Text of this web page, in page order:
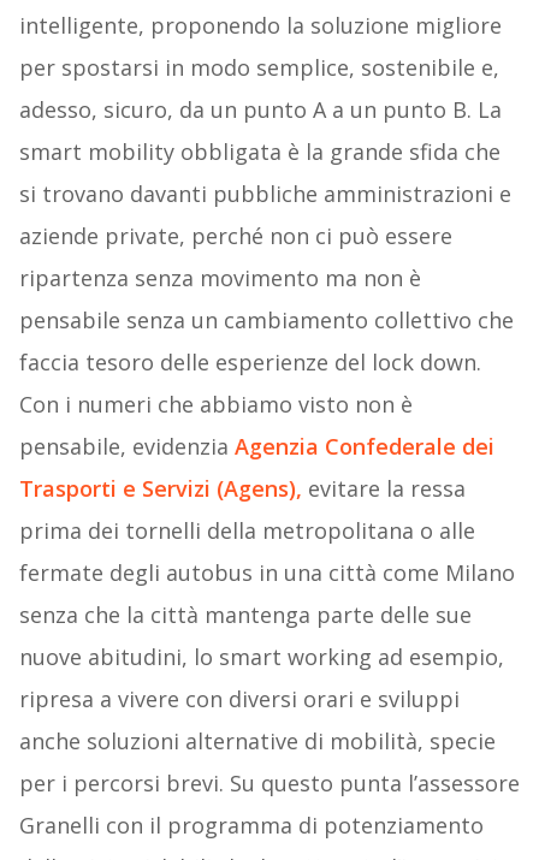
intelligente, proponendo la soluzione migliore
per spostarsi in modo semplice, sostenibile e,
adesso, sicuro, da un punto A a un punto B. La
smart mobility obbligata è la grande sfida che
si trovano davanti pubbliche amministrazioni e
aziende private, perché non ci può essere
ripartenza senza movimento ma non è
pensabile senza un cambiamento collettivo che
faccia tesoro delle esperienze del lock down.
Con i numeri che abbiamo visto non è
pensabile, evidenzia Agenzia Confederale dei
Trasporti e Servizi (Agens), evitare la ressa
prima dei tornelli della metropolitana o alle
fermate degli autobus in una città come Milano
senza che la città mantenga parte delle sue
nuove abitudini, lo smart working ad esempio,
ripresa a vivere con diversi orari e sviluppi
anche soluzioni alternative di mobilità, specie
per i percorsi brevi. Su questo punta l’assessore
Granelli con il programma di potenziamento